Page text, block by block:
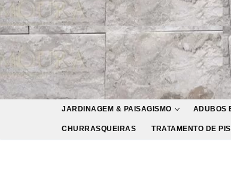
Pular
para
o
conteúdo
JARDINAGEM & PAISAGISMO ADUBOS
CHURRASQUEIRAS TRATAMENTO DE